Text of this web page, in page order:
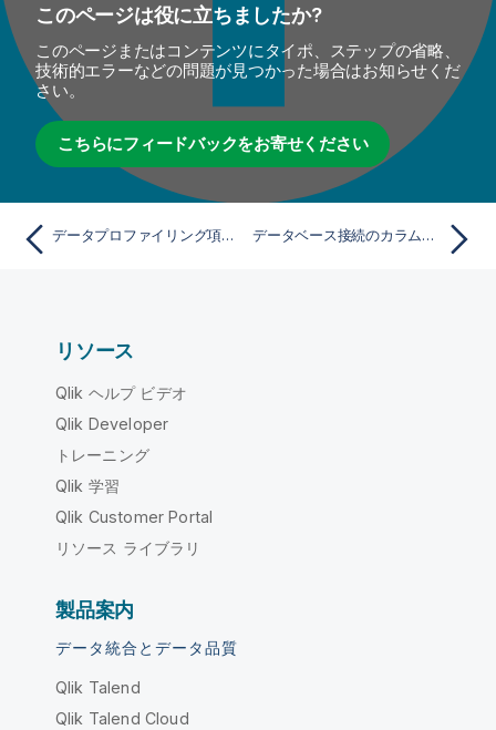
このページは役に立ちましたか?
このページまたはコンテンツにタイポ、ステップの省略、
技術的エラーなどの問題が見つかった場合はお知らせくだ
さい。
こちらにフィードバックをお寄せください
データプロファイリング項目をエクスポート データベース接続のカラムへのタスクの追加
リソース
Qlik ヘルプ ビデオ
Qlik Developer
トレーニング
Qlik 学習
Qlik Customer Portal
リソース ライブラリ
製品案内
データ統合とデータ品質
Qlik Talend
Qlik Talend Cloud